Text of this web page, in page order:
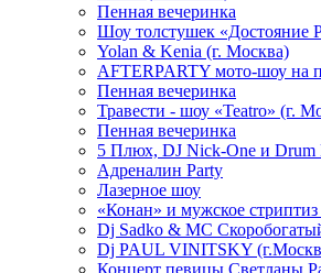
Пенная вечеринка
Шоу толстушек «Достояние
Yolan & Kenia (г. Москва)
AFTERPARTY мото-шоу на
Пенная вечеринка
Травести - шоу «Teatro» (г.
Пенная вечеринка
5 Плюх, DJ Nick-One и Drum
Адреналин Party
Лазерное шоу
«Конан» и мужское
Dj Sadko & МС
Dj PAUL VINITSKY
Концерт певицы Светланы